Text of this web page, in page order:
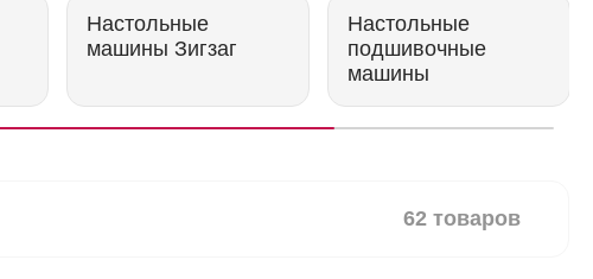
Настольные
машины Зигзаг
Настольные
подшивочные
машины
62 товаров